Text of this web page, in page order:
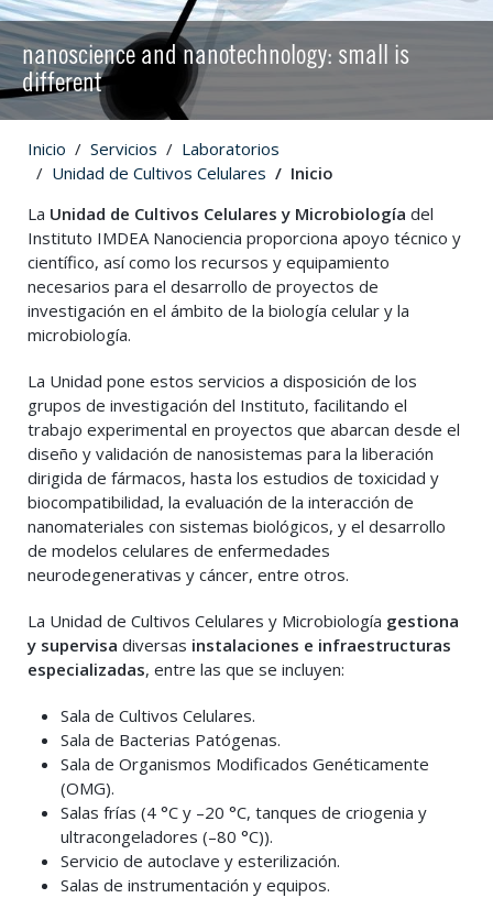
nanoscience and nanotechnology: small is
different
Inicio Servicios
Laboratorios
Unidad de Cultivos Celulares
Inicio
La Unidad de Cultivos Celulares y Microbiología del
Instituto IMDEA Nanociencia proporciona apoyo técnico y
científico, así como los recursos y equipamiento
necesarios para el desarrollo de proyectos de
investigación en el ámbito de la biología celular y la
microbiología.
La Unidad pone estos servicios a disposición de los
grupos de investigación del Instituto, facilitando el
trabajo experimental en proyectos que abarcan desde el
diseño y validación de nanosistemas para la liberación
dirigida de fármacos, hasta los estudios de toxicidad y
biocompatibilidad, la evaluación de la interacción de
nanomateriales con sistemas biológicos, y el desarrollo
de modelos celulares de enfermedades
neurodegenerativas y cáncer, entre otros.
La Unidad de Cultivos Celulares y Microbiología gestiona
y supervisa diversas instalaciones e infraestructuras
especializadas, entre las que se incluyen:
Sala de Cultivos Celulares.
Sala de Bacterias Patógenas.
Sala de Organismos Modificados Genéticamente
(OMG).
Salas frías (4 °C y –20 °C, tanques de criogenia y
ultracongeladores (–80 °C)).
Servicio de autoclave y esterilización.
Salas de instrumentación y equipos.